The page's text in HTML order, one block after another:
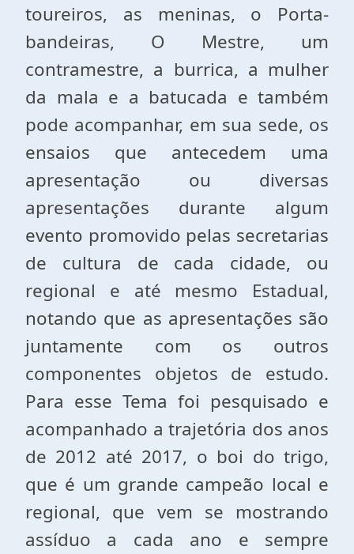
toureiros, as meninas, o Porta-
bandeiras, O Mestre, um
contramestre, a burrica, a mulher
da mala e a batucada e também
pode acompanhar, em sua sede, os
ensaios que antecedem uma
apresentação ou diversas
apresentações durante algum
evento promovido pelas secretarias
de cultura de cada cidade, ou
regional e até mesmo Estadual,
notando que as apresentações são
juntamente com os outros
componentes objetos de estudo.
Para esse Tema foi pesquisado e
acompanhado a trajetória dos anos
de 2012 até 2017, o boi do trigo,
que é um grande campeão local e
regional, que vem se mostrando
assíduo a cada ano e sempre